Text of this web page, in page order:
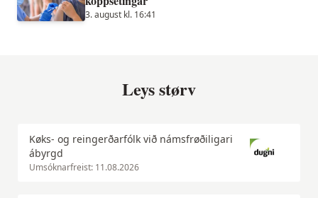
3. august kl. 16:41
Leys størv
Køks- og reingerðarfólk við námsfrøðiligari
ábyrgd
Umsóknarfreist: 11.08.2026